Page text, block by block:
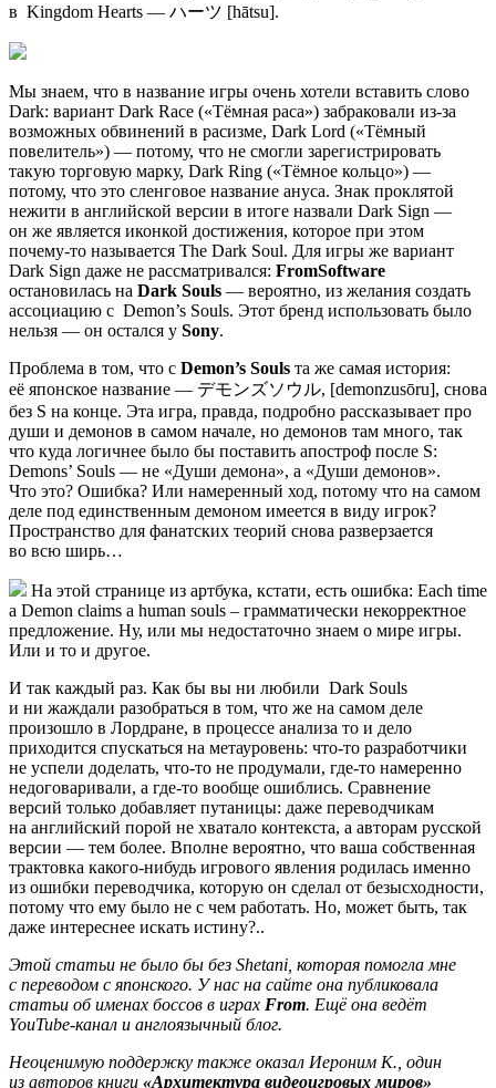
в Kingdom Hearts — ハーツ [hātsu].
Мы знаем, что в название игры очень хотели вставить слово
Dark: вариант Dark Race («Тёмная раса») забраковали из-за
возможных обвинений в расизме, Dark Lord («Тёмный
повелитель») — потому, что не смогли зарегистрировать
такую торговую марку, Dark Ring («Тёмное кольцо») —
потому, что это сленговое название ануса. Знак проклятой
нежити в английской версии в итоге назвали Dark Sign —
он же является иконкой достижения, которое при этом
почему-то называется The Dark Soul. Для игры же вариант
Dark Sign даже не рассматривался: FromSoftware
остановилась на Dark Souls — вероятно, из желания создать
ассоциацию с Demon’s Souls. Этот бренд использовать было
нельзя — он остался у Sony.
Проблема в том, что с Demon’s Souls та же самая история:
её японское название — デモンズソウル, [demonzusōru], снова
без S на конце. Эта игра, правда, подробно рассказывает про
души и демонов в самом начале, но демонов там много, так
что куда логичнее было бы поставить апостроф после S:
Demons’ Souls — не «Души демона», а «Души демонов».
Что это? Ошибка? Или намеренный ход, потому что на самом
деле под единственным демоном имеется в виду игрок?
Пространство для фанатских теорий снова разверзается
во всю ширь…
На этой странице из артбука, кстати, есть ошибка: Each time
a Demon claims a human souls – грамматически некорректное
предложение. Ну, или мы недостаточно знаем о мире игры.
Или и то и другое.
И так каждый раз. Как бы вы ни любили Dark Souls
и ни жаждали разобраться в том, что же на самом деле
произошло в Лордране, в процессе анализа то и дело
приходится спускаться на метауровень: что-то разработчики
не успели доделать, что-то не продумали, где-то намеренно
недоговаривали, а где-то вообще ошиблись. Сравнение
версий только добавляет путаницы: даже переводчикам
на английский порой не хватало контекста, а авторам русской
версии — тем более. Вполне вероятно, что ваша собственная
трактовка какого-нибудь игрового явления родилась именно
из ошибки переводчика, которую он сделал от безысходности,
потому что ему было не с чем работать. Но, может быть, так
даже интереснее искать истину?..
Этой статьи не было бы без Shetani, которая помогла мне
с переводом с японского. У нас на сайте она публиковала
статьи об именах боссов в играх From. Ещё она ведёт
YouTube-канал и англоязычный блог.
Неоценимую поддержку также оказал Иероним К., один
из авторов книги «Архитектура видеоигровых миров»